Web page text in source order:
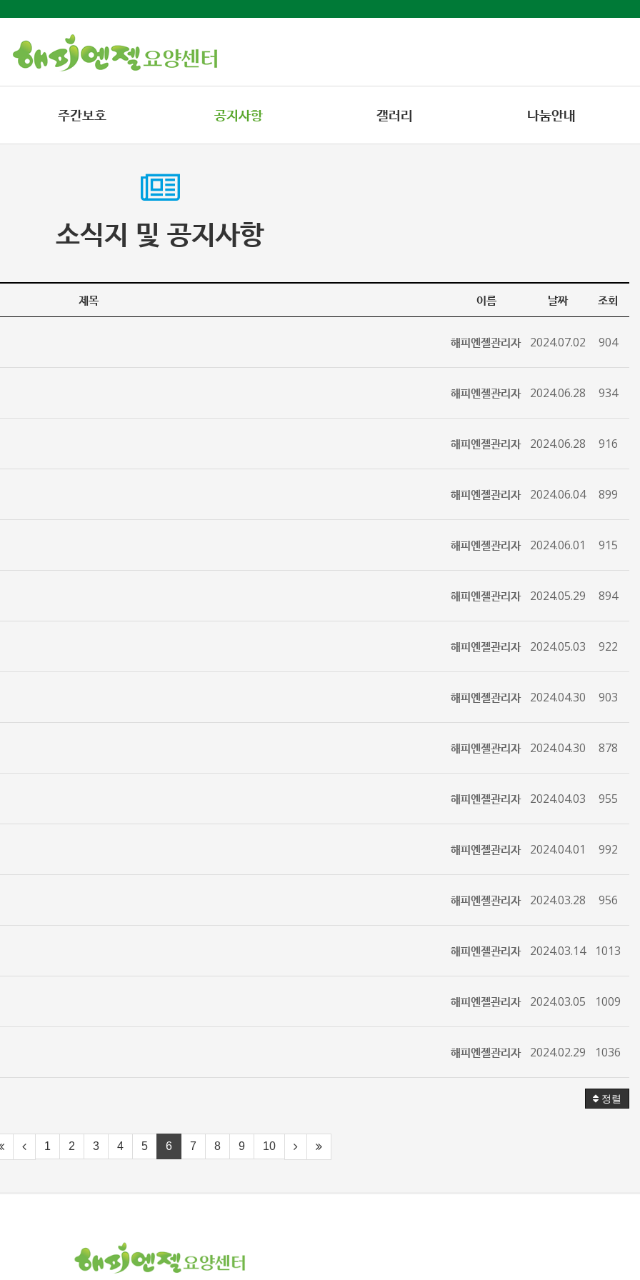
주간보호 공지사항 갤러리 나눔안내
소식지 및 공지사항
제목 이름 날짜 조회
해피엔젤관리자 2024.07.02 904
해피엔젤관리자 2024.06.28 934
해피엔젤관리자 2024.06.28 916
해피엔젤관리자 2024.06.04 899
해피엔젤관리자 2024.06.01 915
해피엔젤관리자 2024.05.29 894
해피엔젤관리자 2024.05.03 922
해피엔젤관리자 2024.04.30 903
해피엔젤관리자 2024.04.30 878
해피엔젤관리자 2024.04.03 955
해피엔젤관리자 2024.04.01 992
해피엔젤관리자 2024.03.28 956
해피엔젤관리자 2024.03.14 1013
해피엔젤관리자 2024.03.05 1009
해피엔젤관리자 2024.02.29 1036
정렬
1 2 3 4 5 6 7 8 9 10